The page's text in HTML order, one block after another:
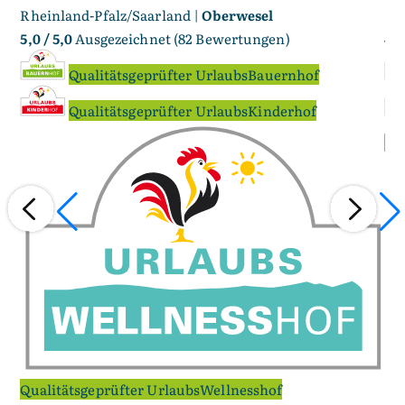
Rheinland-Pfalz/Saarland |Oberwesel
5,0/ 5,0Ausgezeichnet (82 Bewertungen)
Qualitätsgeprüfter UrlaubsBauernhof
Qualitätsgeprüfter UrlaubsKinderhof
Qualitätsgeprüfter UrlaubsWellnesshof
4,1